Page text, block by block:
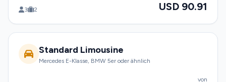
3 2 USD 90.91
Standard Limousine
Mercedes E-Klasse, BMW 5er oder ähnlich
von